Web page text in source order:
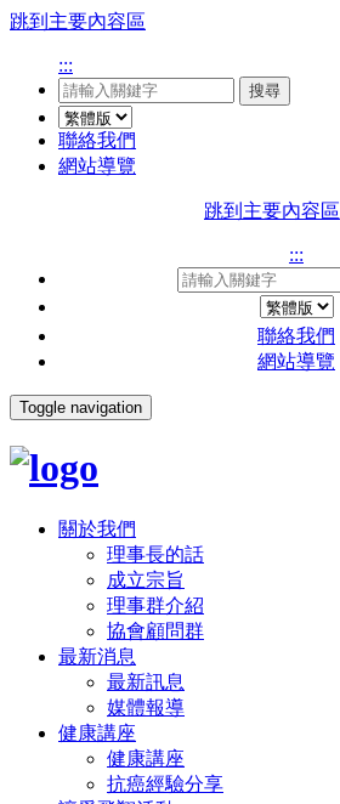
跳到主要內容區
:::
搜尋
聯絡我們
網站導覽
跳到主要內容區
:::
聯絡我們
網站導覽
Toggle navigation
關於我們
理事長的話
成立宗旨
理事群介紹
協會顧問群
最新消息
最新訊息
媒體報導
健康講座
健康講座
抗癌經驗分享